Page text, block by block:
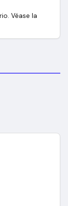
Véase la